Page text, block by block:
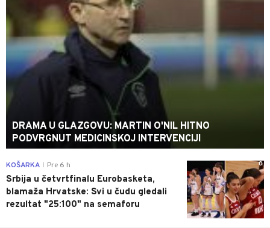
DRAMA U GLAZGOVU: MARTIN O'NIL HITNO
PODVRGNUT MEDICINSKOJ INTERVENCIJI
0
KOŠARKA Pre 6 h
Srbija u četvrtfinalu Eurobasketa,
blamaža Hrvatske: Svi u čudu gledali
rezultat "25:100" na semaforu